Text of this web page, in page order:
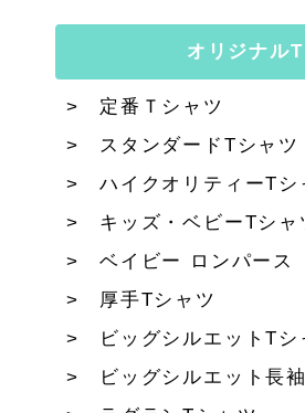
オリジナル
定番Ｔシャツ
スタンダードTシャツ
ハイクオリティーTシ
キッズ・ベビーTシャ
ベイビー ロンパース
厚手Tシャツ
ビッグシルエットTシ
ビッグシルエット長